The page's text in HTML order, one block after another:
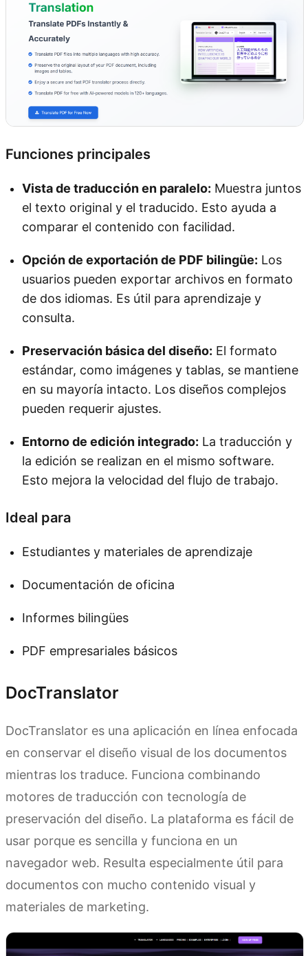
Funciones principales
Vista de traducción en paralelo: Muestra juntos
el texto original y el traducido. Esto ayuda a
comparar el contenido con facilidad.
Opción de exportación de PDF bilingüe: Los
usuarios pueden exportar archivos en formato
de dos idiomas. Es útil para aprendizaje y
consulta.
Preservación básica del diseño: El formato
estándar, como imágenes y tablas, se mantiene
en su mayoría intacto. Los diseños complejos
pueden requerir ajustes.
Entorno de edición integrado: La traducción y
la edición se realizan en el mismo software.
Esto mejora la velocidad del flujo de trabajo.
Ideal para
Estudiantes y materiales de aprendizaje
Documentación de oficina
Informes bilingües
PDF empresariales básicos
DocTranslator
DocTranslator es una aplicación en línea enfocada
en conservar el diseño visual de los documentos
mientras los traduce. Funciona combinando
motores de traducción con tecnología de
preservación del diseño. La plataforma es fácil de
usar porque es sencilla y funciona en un
navegador web. Resulta especialmente útil para
documentos con mucho contenido visual y
materiales de marketing.